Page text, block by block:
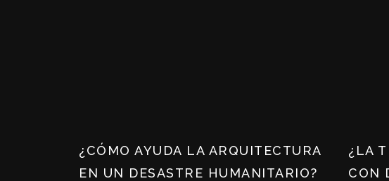
¿CÓMO AYUDA LA ARQUITECTURA
EN UN DESASTRE HUMANITARIO?
¿LA
CON